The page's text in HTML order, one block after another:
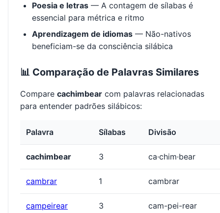
Poesia e letras — A contagem de sílabas é
essencial para métrica e ritmo
Aprendizagem de idiomas — Não-nativos
beneficiam-se da consciência silábica
📊 Comparação de Palavras Similares
Compare cachimbear com palavras relacionadas
para entender padrões silábicos:
Palavra Sílabas Divisão
cachimbear 3 ca·chim·bear
cambrar 1 cambrar
campeirear 3 cam-pei-rear